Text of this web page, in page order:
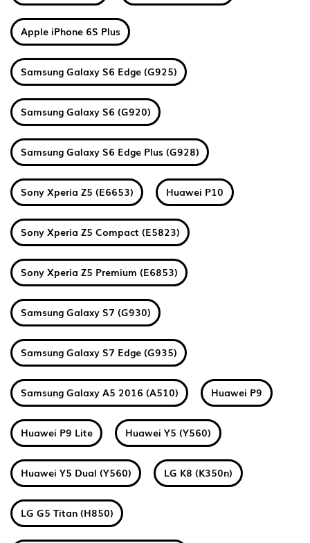
Apple iPhone 6S Plus
Samsung Galaxy S6 Edge (G925)
Samsung Galaxy S6 (G920)
Samsung Galaxy S6 Edge Plus (G928)
Sony Xperia Z5 (E6653) Huawei P10
Sony Xperia Z5 Compact (E5823)
Sony Xperia Z5 Premium (E6853)
Samsung Galaxy S7 (G930)
Samsung Galaxy S7 Edge (G935)
Samsung Galaxy A5 2016 (A510) Huawei P9
Huawei P9 Lite Huawei Y5 (Y560)
Huawei Y5 Dual (Y560) LG K8 (K350n)
LG G5 Titan (H850)